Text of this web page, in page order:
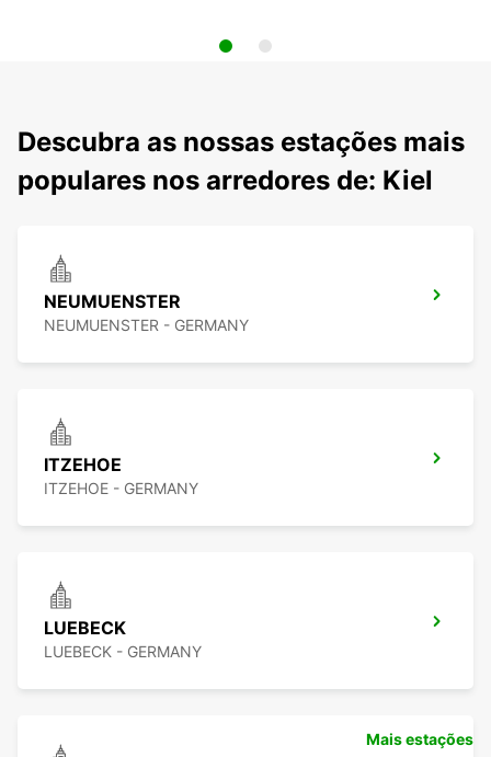
Descubra as nossas estações mais
populares nos arredores de: Kiel
NEUMUENSTER
NEUMUENSTER - GERMANY
ITZEHOE
ITZEHOE - GERMANY
LUEBECK
LUEBECK - GERMANY
Mais estações